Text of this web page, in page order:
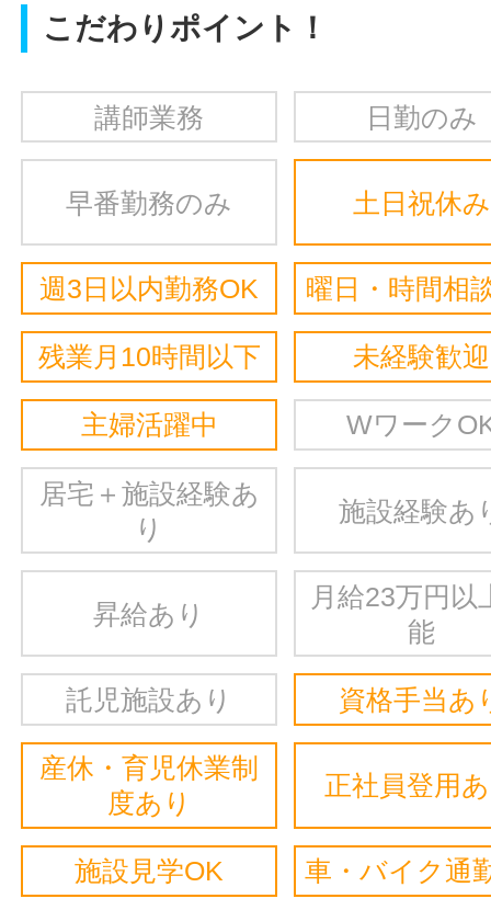
こだわりポイント！
講師業務 日勤のみ
早番勤務のみ 土日祝休み
週3日以内勤務OK 曜日・時間相
残業月10時間以下 未経験歓迎
主婦活躍中 Wワーク
居宅＋施設経験あ
り
施設経験あ
昇給あり
月給23万円以
能
託児施設あり 資格手当あ
産休・育児休業制
度あり
正社員登用
施設見学OK 車・バイク通